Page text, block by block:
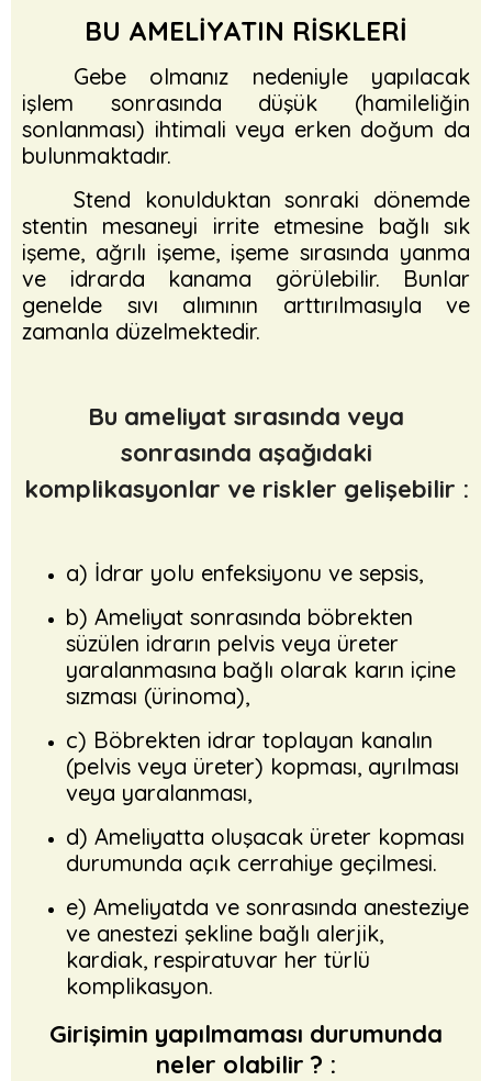
BU AMELİYATIN RİSKLERİ
Gebe olmanız nedeniyle yapılacak
işlem sonrasında düşük (hamileliğin
sonlanması) ihtimali veya erken doğum da
bulunmaktadır.
Stend konulduktan sonraki dönemde
stentin mesaneyi irrite etmesine bağlı sık
işeme, ağrılı işeme, işeme sırasında yanma
ve idrarda kanama görülebilir. Bunlar
genelde sıvı alımının arttırılmasıyla ve
zamanla düzelmektedir.
Bu ameliyat sırasında veya
sonrasında aşağıdaki
komplikasyonlar ve riskler gelişebilir :
a) İdrar yolu enfeksiyonu ve sepsis,
b) Ameliyat sonrasında böbrekten
süzülen idrarın pelvis veya üreter
yaralanmasına bağlı olarak karın içine
sızması (ürinoma),
c) Böbrekten idrar toplayan kanalın
(pelvis veya üreter) kopması, ayrılması
veya yaralanması,
d) Ameliyatta oluşacak üreter kopması
durumunda açık cerrahiye geçilmesi.
e) Ameliyatda ve sonrasında anesteziye
ve anestezi şekline bağlı alerjik,
kardiak, respiratuvar her türlü
komplikasyon.
Girişimin yapılmaması durumunda
neler olabilir ? :